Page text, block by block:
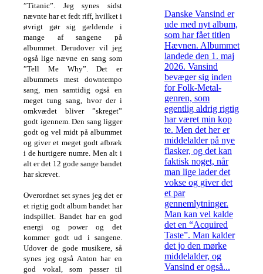
”Titanic”. Jeg synes sidst
nævnte har et fedt riff, hvilket i
øvrigt gør sig gældende i
mange af sangene på
albummet. Derudover vil jeg
også lige nævne en sang som
”Tell Me Why”. Det er
albummets mest downtempo
sang, men samtidig også en
meget tung sang, hvor der i
omkvædet bliver ”skreget”
godt igennem. Den sang ligger
godt og vel midt på albummet
og giver et meget godt afbræk
i de hurtigere numre. Men alt i
alt er det 12 gode sange bandet
har skrevet.
Overordnet set synes jeg det er
et rigtig godt album bandet har
indspillet. Bandet har en god
energi og power og det
kommer godt ud i sangene.
Udover de gode musikere, så
synes jeg også Anton har en
god vokal, som passer til
Danske Vansind er
ude med nyt album,
som har fået titlen
Hævnen. Albummet
landede den 1. maj
2026. Vansind
bevæger sig inden
for Folk-Metal-
genren, som
egentlig aldrig rigtig
har været min kop
te. Men det her er
middelalder på nye
flasker, og det kan
faktisk noget, når
man lige lader det
vokse og giver det
et par
gennemlytninger.
Man kan vel kalde
det en “Acquired
Taste”. Man kalder
det jo den mørke
middelalder, og
Vansind er også...